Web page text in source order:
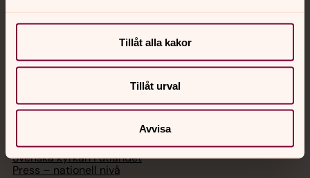
Tillåt alla kakor
Tillåt urval
Avvisa
Lediga jobb
Act Svenska kyrkan
Svenska kyrkan i utlandet
Press – nationell nivå